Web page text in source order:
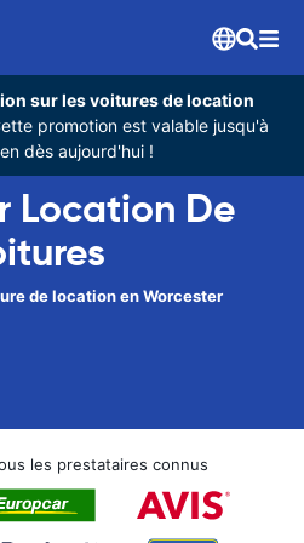
sur les voitures de location
promotion est valable jusqu'à
dès aujourd'hui !
Location De
de location en Worcester
les prestataires connus